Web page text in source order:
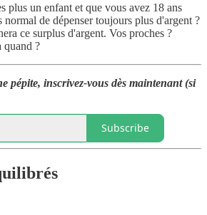
plus un enfant et que vous avez 18 ans
de dépenser toujours plus d'argent ?
ce surplus d'argent. Vos proches ?
quand ?
pépite, inscrivez-vous dès maintenant (si
Subscribe